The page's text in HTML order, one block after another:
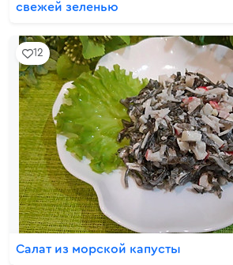
свежей зеленью
12
Салат из морской капусты